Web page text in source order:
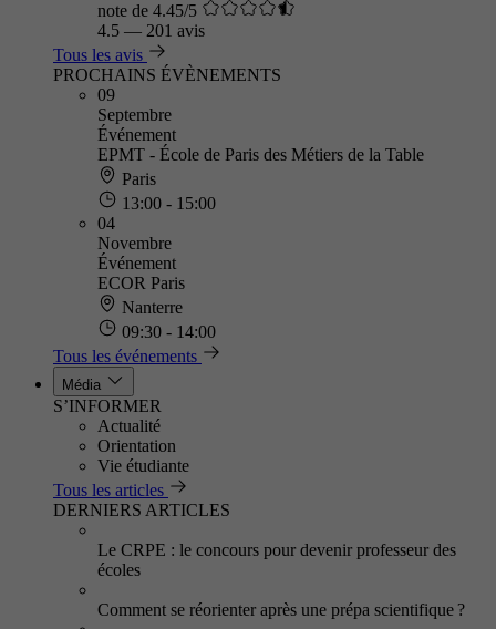
note de 4.45/5
4.5 — 201 avis
Tous les avis
PROCHAINS ÉVÈNEMENTS
09
Septembre
Événement
EPMT - École de Paris des Métiers de la Table
Paris
13:00 - 15:00
04
Novembre
Événement
ECOR Paris
Nanterre
09:30 - 14:00
Tous les événements
Média
S’INFORMER
Actualité
Orientation
Vie étudiante
Tous les articles
DERNIERS ARTICLES
Le CRPE : le concours pour devenir professeur des
écoles
Comment se réorienter après une prépa scientifique ?